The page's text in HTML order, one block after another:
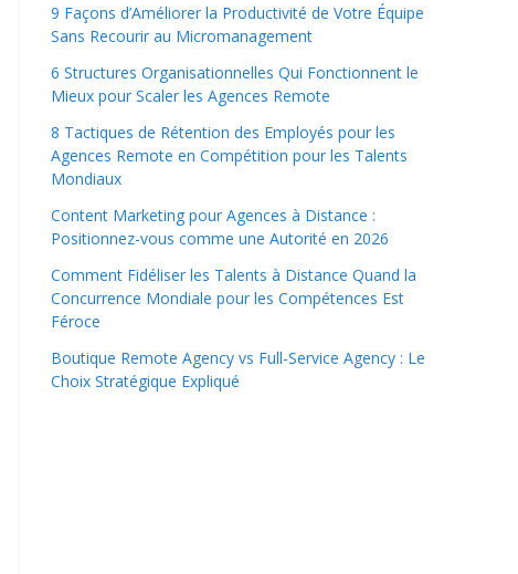
9 Façons d’Améliorer la Productivité de Votre Équipe
Sans Recourir au Micromanagement
6 Structures Organisationnelles Qui Fonctionnent le
Mieux pour Scaler les Agences Remote
8 Tactiques de Rétention des Employés pour les
Agences Remote en Compétition pour les Talents
Mondiaux
Content Marketing pour Agences à Distance :
Positionnez-vous comme une Autorité en 2026
Comment Fidéliser les Talents à Distance Quand la
Concurrence Mondiale pour les Compétences Est
Féroce
Boutique Remote Agency vs Full-Service Agency : Le
Choix Stratégique Expliqué